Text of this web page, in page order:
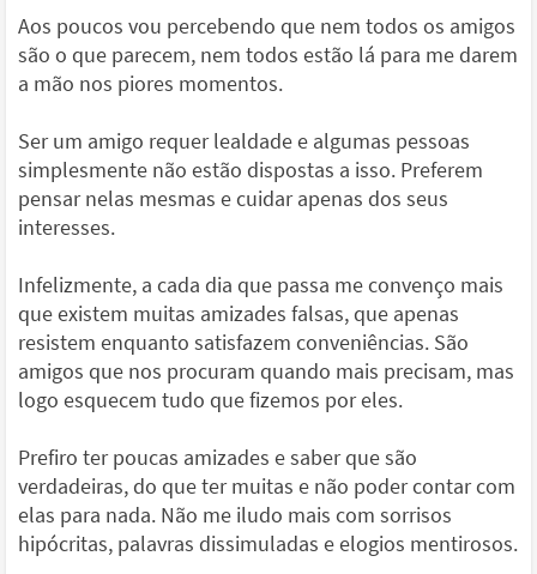
Aos poucos vou percebendo que nem todos os amigos
são o que parecem, nem todos estão lá para me darem
a mão nos piores momentos.
Ser um amigo requer lealdade e algumas pessoas
simplesmente não estão dispostas a isso. Preferem
pensar nelas mesmas e cuidar apenas dos seus
interesses.
Infelizmente, a cada dia que passa me convenço mais
que existem muitas amizades falsas, que apenas
resistem enquanto satisfazem conveniências. São
amigos que nos procuram quando mais precisam, mas
logo esquecem tudo que fizemos por eles.
Prefiro ter poucas amizades e saber que são
verdadeiras, do que ter muitas e não poder contar com
elas para nada. Não me iludo mais com sorrisos
hipócritas, palavras dissimuladas e elogios mentirosos.